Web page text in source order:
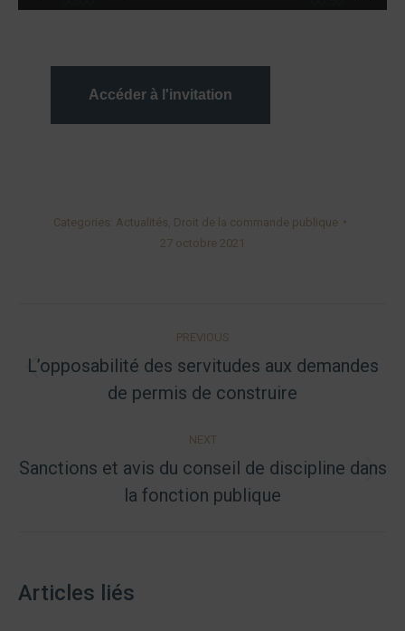
Accéder à l'invitation
Categories: Actualités Droit de la commande publique
27 octobre 2021
navigation
PREVIOUS
Previous
post:
L’opposabilité des servitudes aux demandes
de permis de construire
NEXT
Next
post:
Sanctions et avis du conseil de discipline dans
la fonction publique
Articles liés